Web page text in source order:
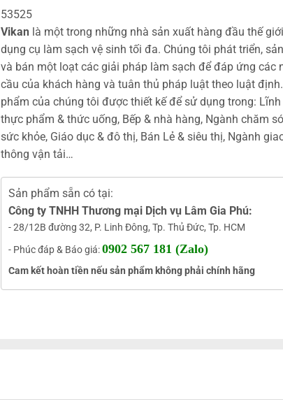
53525
Vikan là một trong những nhà sản xuất hàng đầu thế
dụng cụ làm sạch vệ sinh tối đa. Chúng tôi phát triển,
và bán một loạt các giải pháp làm sạch để đáp ứng các
cầu của khách hàng và tuân thủ pháp luật theo luật
phẩm của chúng tôi được thiết kế để sử dụng trong:
thực phẩm & thức uống, Bếp & nhà hàng, Ngành chăm
sức khỏe, Giáo dục & đô thị, Bán Lẻ & siêu thị, Ngành
thông vận tải…
Sản phẩm sẵn có tại:
Công ty TNHH Thương mại Dịch vụ Lâm Gia Phú:
- 28/12B đường 32, P. Linh Đông, Tp. Thủ Đức, Tp. HCM
- Phúc đáp & Báo giá:0902 567 181 (Zalo)
Cam kết hoàn tiền nếu sản phẩm không phải chính hãng